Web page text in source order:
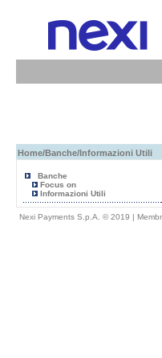
Home/Banche/Informazioni Utili
Banche
Focus on
Informazioni Utili
Nexi Payments S.p.A. © 2019 |